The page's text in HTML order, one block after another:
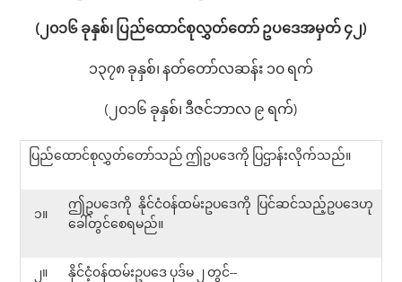
(၂၀၁၆ ခုနှစ်၊ ပြည်ထောင်စုလွှတ်တော် ဥပဒေအမှတ် ၄၂)
၁၃၇၈ ခုနှစ်၊ နတ်တော်လဆန်း ၁၀ ရက်
(၂၀၁၆ ခုနှစ်၊ ဒီဇင်ဘာလ ၉ ရက်)
ပြည်ထောင်စုလွှတ်တော်သည် ဤဥပဒေကို ပြဌာန်းလိုက်သည်။
၁။
ဤဥပဒေကို နိုင်ငံဝန်ထမ်းဥပဒေကို ပြင်ဆင်သည့်ဥပဒေဟု
ခေါ်တွင်စေရမည်။
၂။ နိုင်ငံ့၀န်ထမ်းဥပဒေ ပုဒ်မ ၂ တွင်--